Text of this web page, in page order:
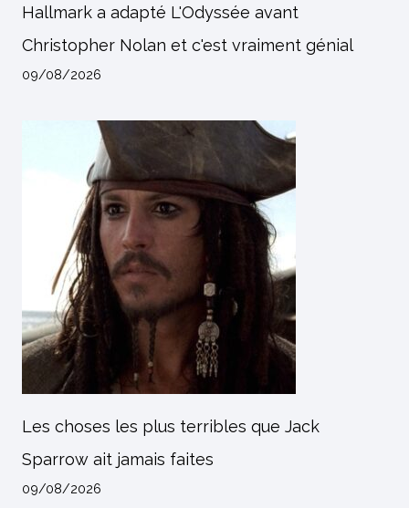
Hallmark a adapté L'Odyssée avant
Christopher Nolan et c'est vraiment génial
09/08/2026
Les choses les plus terribles que Jack
Sparrow ait jamais faites
09/08/2026